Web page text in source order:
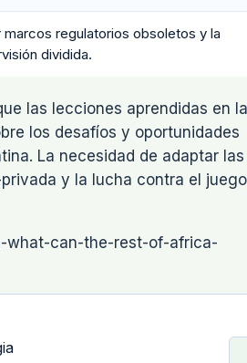
marcos regulatorios obsoletos y la
dividida.
las lecciones aprendidas en la
los desafíos y oportunidades
La necesidad de adaptar las
y la lucha contra el juego
what-can-the-rest-of-africa-